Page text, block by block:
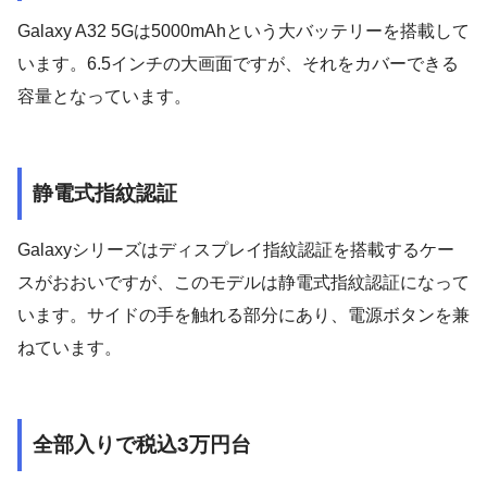
Galaxy A32 5Gは5000mAhという大バッテリーを搭載して
います。6.5インチの大画面ですが、それをカバーできる
容量となっています。
静電式指紋認証
Galaxyシリーズはディスプレイ指紋認証を搭載するケー
スがおおいですが、このモデルは静電式指紋認証になって
います。サイドの手を触れる部分にあり、電源ボタンを兼
ねています。
全部入りで税込3万円台